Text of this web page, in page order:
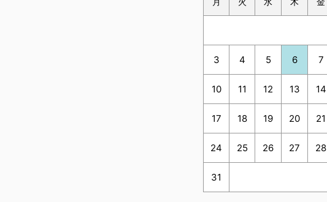
3 4 5 6 7
10 11 12 13 14
17 18 19 20 21
24 25 26 27 28
31